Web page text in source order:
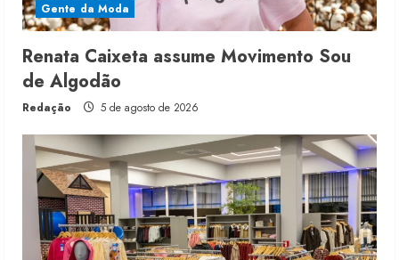
Gente da Moda
Renata Caixeta assume Movimento Sou
de Algodão
Redação 5 de agosto de 2026